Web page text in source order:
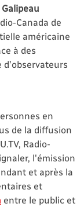
Canada de
américaine
à des
en
de la diffusion
Radio-
l'émission
et après la
et
entre le public et